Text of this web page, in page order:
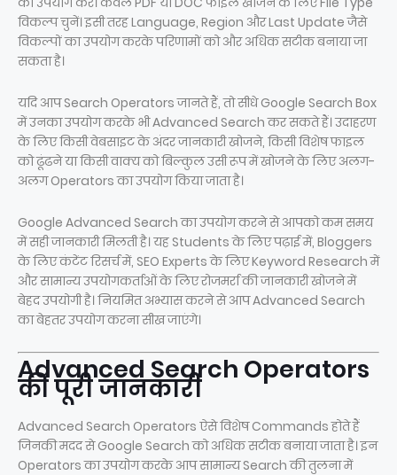
विकल्प चुनें। इसी तरह Language, Region और Last Update जैसे
विकल्पों का उपयोग करके परिणामों को और अधिक सटीक बनाया जा
सकता है।
यदि आप Search Operators जानते हैं, तो सीधे Google Search Box
में उनका उपयोग करके भी Advanced Search कर सकते हैं। उदाहरण
के लिए किसी वेबसाइट के अंदर जानकारी खोजने, किसी विशेष फाइल
को ढूंढने या किसी वाक्य को बिल्कुल उसी रूप में खोजने के लिए अलग-
अलग Operators का उपयोग किया जाता है।
Google Advanced Search का उपयोग करने से आपको कम समय
में सही जानकारी मिलती है। यह Students के लिए पढ़ाई में, Bloggers
के लिए कंटेंट रिसर्च में, SEO Experts के लिए Keyword Research में
और सामान्य उपयोगकर्ताओं के लिए रोजमर्रा की जानकारी खोजने में
बेहद उपयोगी है। नियमित अभ्यास करने से आप Advanced Search
का बेहतर उपयोग करना सीख जाएंगे।
Advanced Search Operators
की पूरी जानकारी
Advanced Search Operators ऐसे विशेष Commands होते हैं
जिनकी मदद से Google Search को अधिक सटीक बनाया जाता है। इन
Operators का उपयोग करके आप सामान्य Search की तुलना में